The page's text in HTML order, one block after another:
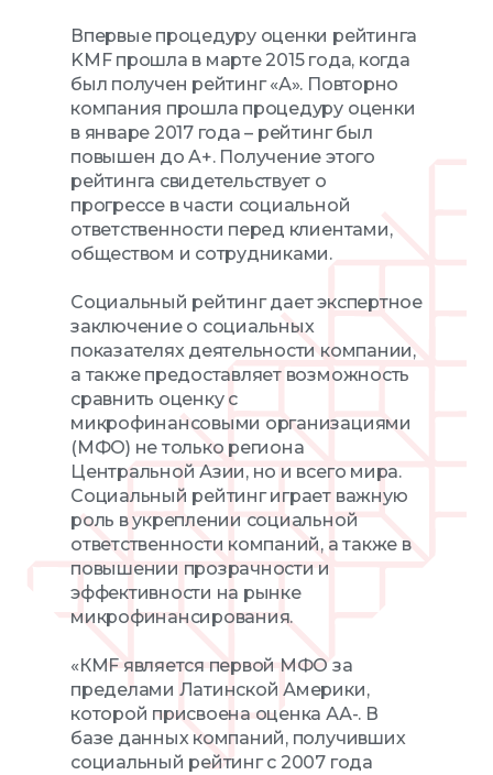
Впервые процедуру оценки рейтинга
KMF прошла в марте 2015 года, когда
был получен рейтинг «А». Повторно
компания прошла процедуру оценки
в январе 2017 года – рейтинг был
повышен до A+. Получение этого
рейтинга свидетельствует о
прогрессе в части социальной
ответственности перед клиентами,
обществом и сотрудниками.
Социальный рейтинг дает экспертное
заключение о социальных
показателях деятельности компании,
а также предоставляет возможность
сравнить оценку с
микрофинансовыми организациями
(МФО) не только региона
Центральной Азии, но и всего мира.
Социальный рейтинг играет важную
роль в укреплении социальной
ответственности компаний, а также в
повышении прозрачности и
эффективности на рынке
микрофинансирования.
«КМF является первой МФО за
пределами Латинской Америки,
которой присвоена оценка АА-. В
базе данных компаний, получивших
социальный рейтинг с 2007 года